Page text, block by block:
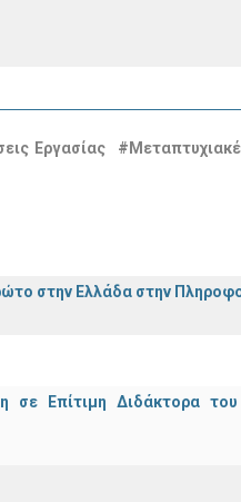
Εργασίας
στην Ελλάδα στην
σε Επίτιμη Διδάκτορα